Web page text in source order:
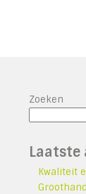
Zoeken
Laatste
Kwaliteit